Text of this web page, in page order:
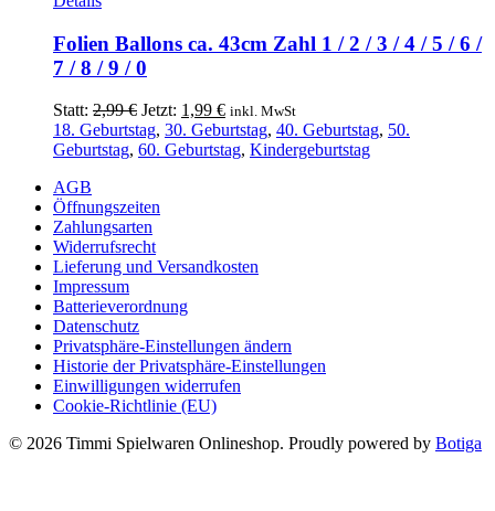
Produktseite
werden
weist
mehrere
Varianten
Die
Optionen
können
Produktseite
gewählt
werden
Folien Ballons ca. 43cm Zahl 1 / 2 / 3 / 4 / 5 / 6 /
7 / 8 / 9 / 0
Statt: 2,99€ Ursprünglicher
Preis
war:
Jetzt: 1,99 €Aktueller
Preis
ist:
inkl. MwSt
18. Geburtstag, 30. Geburtstag, 40. Geburtstag, 50.
Geburtstag, 60. Geburtstag, Kindergeburtstag
AGB
Öffnungszeiten
Zahlungsarten
Widerrufsrecht
Lieferung und Versandkosten
Impressum
Batterieverordnung
Datenschutz
Privatsphäre-Einstellungen ändern
Historie der Privatsphäre-Einstellungen
Einwilligungen widerrufen
Cookie-Richtlinie (EU)
© 2026 Timmi Spielwaren Onlineshop. Proudly powered by Botiga